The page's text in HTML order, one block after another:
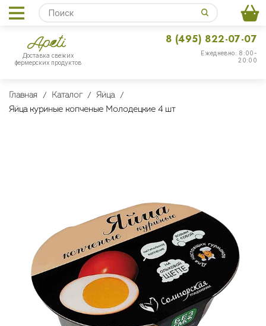
Доставка свежих
фермерских продуктов
Ежедневно: 8:00-
20:00
8 (495) 822-07-07
Главная Каталог
Яйца
Яйца куриные копченые Молодецкие 4 шт